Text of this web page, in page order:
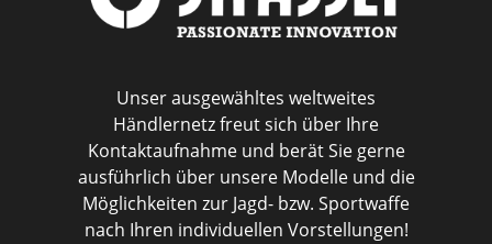
Unser ausgewähltes weltweites
Händlernetz freut sich über Ihre
Kontaktaufnahme und berät Sie gerne
ausführlich über unsere Modelle und die
Möglichkeiten zur Jagd- bzw. Sportwaffe
nach Ihren individuellen Vorstellungen!